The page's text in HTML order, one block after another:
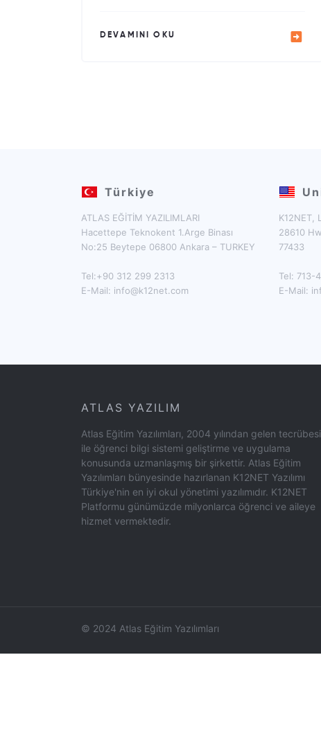
DEVAMINI OKU
Türkiye
ATLAS EĞİTİM YAZILIMLARI
Hacettepe Teknokent 1.Arge Binası
No:25 Beytepe 06800 Ankara – TURKEY
Tel:+90 312 299 2313
E-Mail: info@k12net.com
K12NET,
28610
77433
Tel: 713-
E-Mail:
ATLAS YAZILIM
Atlas Eğitim Yazılımları, 2004 yılından gelen tecrübesi
ile öğrenci bilgi sistemi geliştirme ve uygulama
konusunda uzmanlaşmış bir şirkettir. Atlas Eğitim
Yazılımları bünyesinde hazırlanan K12NET Yazılımı
Türkiye'nin en iyi okul yönetimi yazılımıdır. K12NET
Platformu günümüzde milyonlarca öğrenci ve aileye
hizmet vermektedir.
© 2024 Atlas Eğitim Yazılımları